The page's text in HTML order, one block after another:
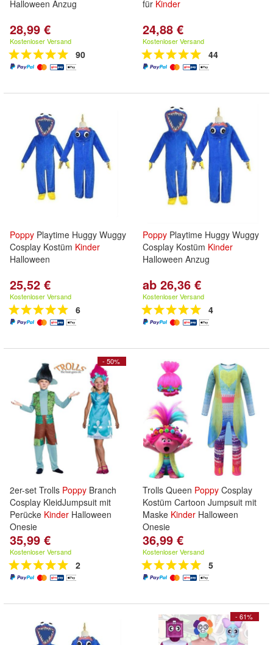
Halloween Anzug
28,99 €
Kostenloser Versand
90
für Kinder
24,88 €
Kostenloser Versand
44
Poppy Playtime Huggy Wuggy
Cosplay Kostüm Kinder
Halloween
25,52 €
Kostenloser Versand
6
Poppy Playtime Huggy Wuggy
Cosplay Kostüm Kinder
Halloween Anzug
ab 26,36 €
Kostenloser Versand
4
- 50%
2er-set Trolls Poppy Branch
Cosplay KleidJumpsuit mit
Perücke Kinder Halloween
Onesie
35,99 €
Kostenloser Versand
2
Trolls Queen Poppy Cosplay
Kostüm Cartoon Jumpsuit mit
Maske Kinder Halloween
Onesie
36,99 €
Kostenloser Versand
5
- 61%